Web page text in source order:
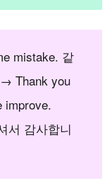
mistake. 같
Thank you
improve.
서 감사합니